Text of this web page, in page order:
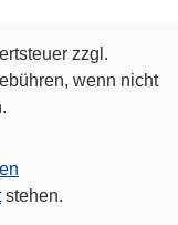
zzgl.
wenn nicht
stehen.